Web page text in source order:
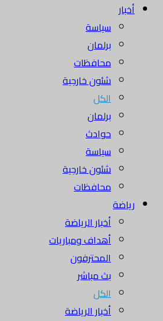
أخبار
سياسة
برلمان
محافظات
شئون خارجية
الكل
برلمان
حوادث
سياسة
شئون خارجية
محافظات
رياضة
أخبار الرياضة
أهداف ومباريات
المحترفون
بث مباشر
الكل
أخبار الرياضة